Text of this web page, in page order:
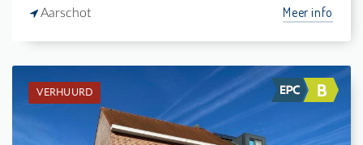
Aarschot Meer info
VERHUURD